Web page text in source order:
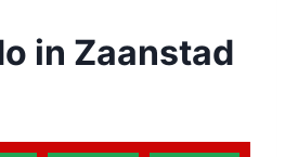
in Zaanstad